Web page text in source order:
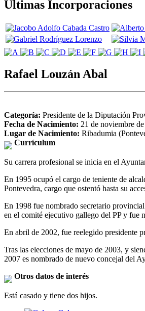
Últimas Incorporaciones
Rafael Louzán Abal
Categoría: Presidente de la Diputación
Fecha de Nacimiento: 21 de noviembre
Lugar de Nacimiento: Ribadumia
Currículum
Su carrera profesional se inicia en el
En 1995 ocupó el cargo de teniente de
Pontevedra, cargo que ostentó hasta su
En 1998 fue nombrado secretario
en el comité ejecutivo gallego del PP y fue
En abril de 2002, fue reelegido presidente
Tras las elecciones de mayo de 2003, y
2007 es nombrado de nuevo concejal del
Otros datos de interés
Está casado y tiene dos hijos.